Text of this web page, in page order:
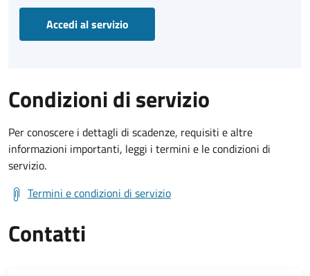
Accedi al servizio
Condizioni di servizio
Per conoscere i dettagli di scadenze, requisiti e altre
informazioni importanti, leggi i termini e le condizioni di
servizio.
Termini e condizioni di servizio
Contatti